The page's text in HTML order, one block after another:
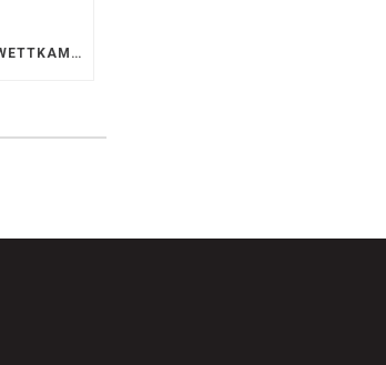
„EIN BLICK AUF DAS WETTKAMPFMANAGEMENT“ MIT GERD GRUBER, EISHOCKEY AKADEMIE STEIERMARK